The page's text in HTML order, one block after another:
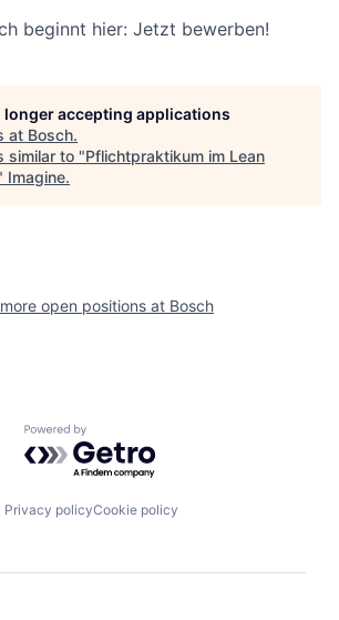
beginnt hier: Jetzt bewerben!
longer accepting applications
at Bosch.
similar to "Pflichtpraktikum im Lean
Imagine.
open positions at Bosch
Powered by Getro.com
Privacy policyCookie policy